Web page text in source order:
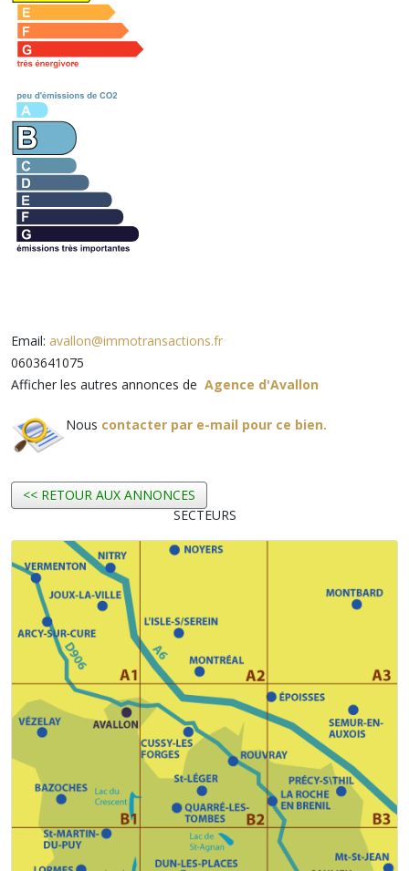
Email: avallon@immotransactions.fr
0603641075
Afficher les autres annonces de Agence d'Avallon
Nous contacter par e-mail pour ce bien.
<< RETOUR AUX ANNONCES
SECTEURS